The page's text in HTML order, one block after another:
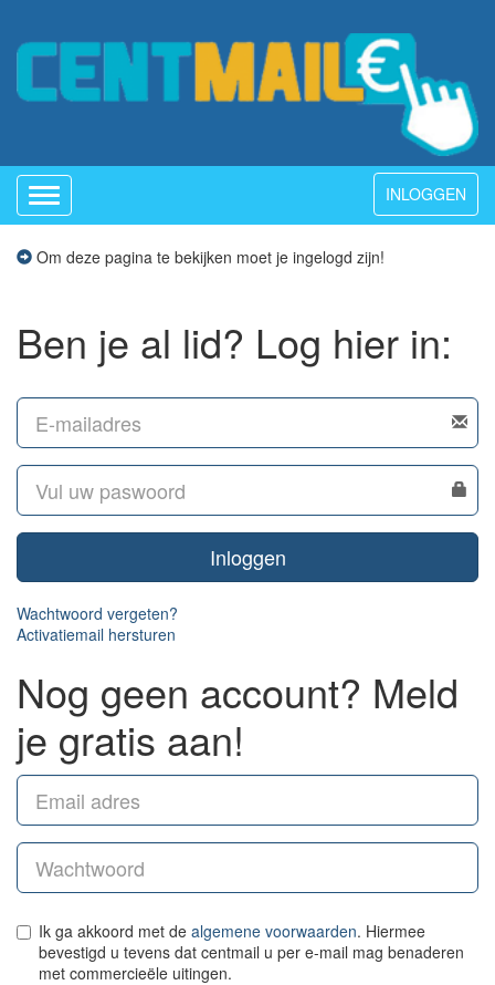
Toggle
navigation
INLOGGEN
Om deze pagina te bekijken moet je ingelogd zijn!
Ben je al lid? Log hier in:
Inloggen
Wachtwoord vergeten?
Activatiemail hersturen
Nog geen account? Meld
je gratis aan!
Ik ga akkoord met de algemene voorwaarden. Hiermee
bevestigd u tevens dat centmail u per e-mail mag benaderen
met commercieële uitingen.